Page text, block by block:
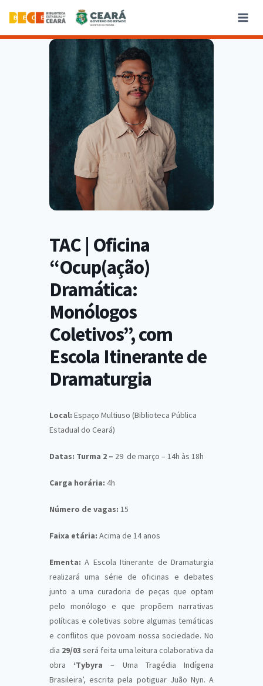
TAC | Oficina
“Ocup(ação)
Dramática:
Monólogos
Coletivos”, com
Escola Itinerante de
Dramaturgia
Local: Espaço Multiuso (Biblioteca Pública
Estadual do Ceará)
Datas: Turma 2 – 29 de março – 14h às 18h
Carga horária: 4h
Número de vagas: 15
Faixa etária: Acima de 14 anos
Ementa: A Escola Itinerante de Dramaturgia
realizará uma série de oficinas e debates
junto a uma curadoria de peças que optam
pelo monólogo e que propõem narrativas
políticas e coletivas sobre algumas temáticas
e conflitos que povoam nossa sociedade. No
dia 29/03 será feita uma leitura colaborativa da
obra ‘Tybyra– Uma Tragédia Indígena
Brasileira’, escrita pela potiguar Juão Nyn. A